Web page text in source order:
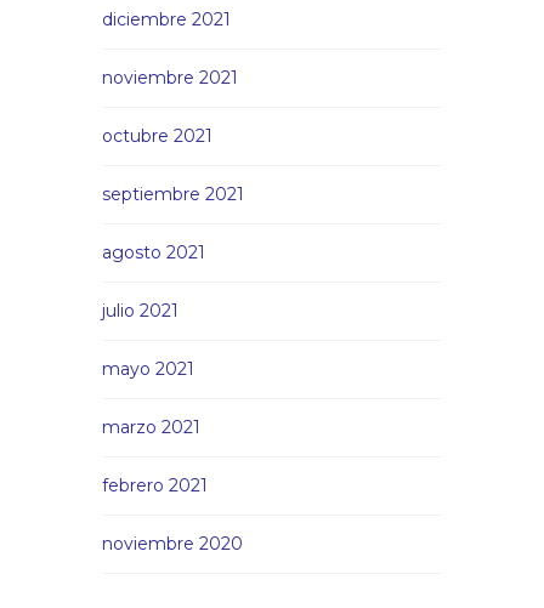
diciembre 2021
noviembre 2021
octubre 2021
septiembre 2021
agosto 2021
julio 2021
mayo 2021
marzo 2021
febrero 2021
noviembre 2020